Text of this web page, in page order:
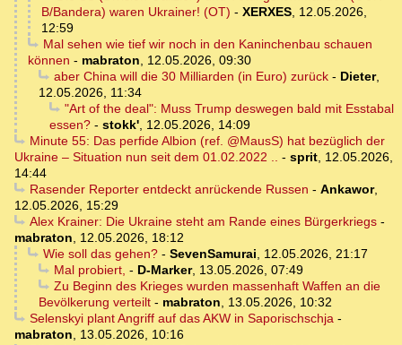
B/Bandera) waren Ukrainer! (OT) - XERXES, 12.05.2026,
12:59
Mal sehen wie tief wir noch in den Kaninchenbau schauen
können - mabraton, 12.05.2026, 09:30
aber China will die 30 Milliarden (in Euro) zurück- Dieter,
12.05.2026, 11:34
"Art of the deal": Muss Trump deswegen bald mit Esstabal
essen? - stokk', 12.05.2026, 14:09
Minute 55: Das perfide Albion (ref. @MausS) hat bezüglich der
Ukraine – Situation nun seit dem 01.02.2022 .. - sprit, 12.05.2026,
14:44
Rasender Reporter entdeckt anrückende Russen - Ankawor,
12.05.2026, 15:29
Alex Krainer: Die Ukraine steht am Rande eines Bürgerkriegs-
mabraton, 12.05.2026, 18:12
Wie soll das gehen?- SevenSamurai, 12.05.2026, 21:17
Mal probiert, - D-Marker, 13.05.2026, 07:49
Zu Beginn des Krieges wurden massenhaft Waffen an die
Bevölkerung verteilt - mabraton, 13.05.2026, 10:32
Selenskyi plant Angriff auf das AKW in Saporischschja-
mabraton, 13.05.2026, 10:16